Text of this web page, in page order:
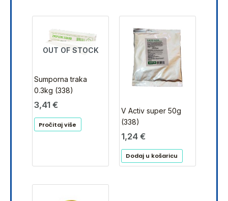
OUT OF STOCK
Sumporna traka
0.3kg (338)
3,41 €
Pročitaj više
V Activ super 50g
(338)
1,24 €
Dodaj u košaricu